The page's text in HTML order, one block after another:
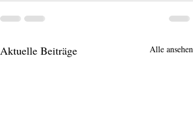
Aktuelle Beiträge Alle ansehen